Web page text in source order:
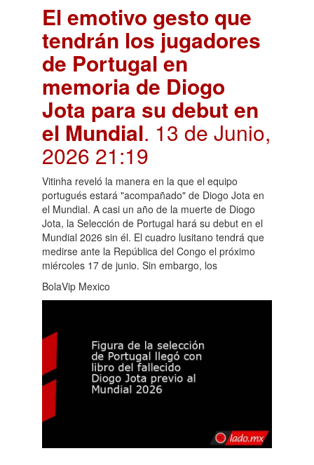
El emotivo gesto que
tendrán los jugadores
de Portugal en
memoria de Diogo
Jota para su debut en
el Mundial. 13 de Junio,
2026 21:19
Vitinha reveló la manera en la que el equipo
portugués estará "acompañado" de Diogo Jota en
el Mundial. A casi un año de la muerte de Diogo
Jota, la Selección de Portugal hará su debut en el
Mundial 2026 sin él. El cuadro lusitano tendrá que
medirse ante la República del Congo el próximo
miércoles 17 de junio. Sin embargo, los
BolaVip Mexico